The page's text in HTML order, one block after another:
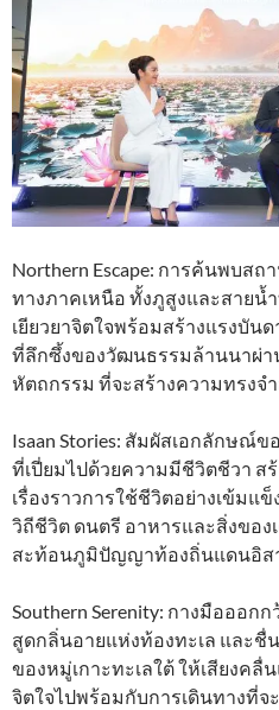
Northern Escape: การค้นพบส
ทางภาคเหนือ ทั้งภูสูงและสายน้
เยียวยาจิตใจพร้อมสร้างแรงบัน
ที่ลึกซึ้งของวัฒนธรรมล้านนาผ่า
หัตถกรรม ที่จะสร้างความทรงจ
Isaan Stories: สัมผัสเอกลักษณ์
ที่เปี่ยมไปด้วยความมีชีวิตชีวา ส
เรื่องราวการใช้ชีวิตอย่างเข้มแ
วิถีชีวิต ดนตรี อาหารและสิ่งของ
สะท้อนภูมิปัญญาท้องถิ่นแดนอิส
Southern Serenity: กางมือออก
สูดกลิ่นอายแห่งท้องทะเล และชื่
ของหมู่เกาะทะเลใต้ ให้เสียงค
จิตใจไปพร้อมกับการเดินทางที่